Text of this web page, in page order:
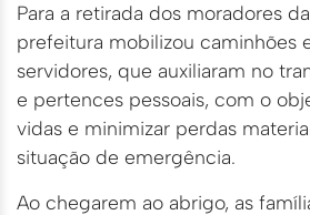
Para a retirada dos moradores
prefeitura mobilizou caminhões
servidores, que auxiliaram no
e pertences pessoais, com o
vidas e minimizar perdas
situação de emergência.
Ao chegarem ao abrigo, as